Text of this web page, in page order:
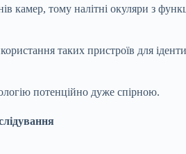
камер, тому налітні окуляри з
таких пристроїв для
потенційно дуже спірною.